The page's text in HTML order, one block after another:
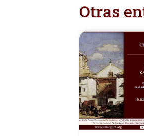
Otras